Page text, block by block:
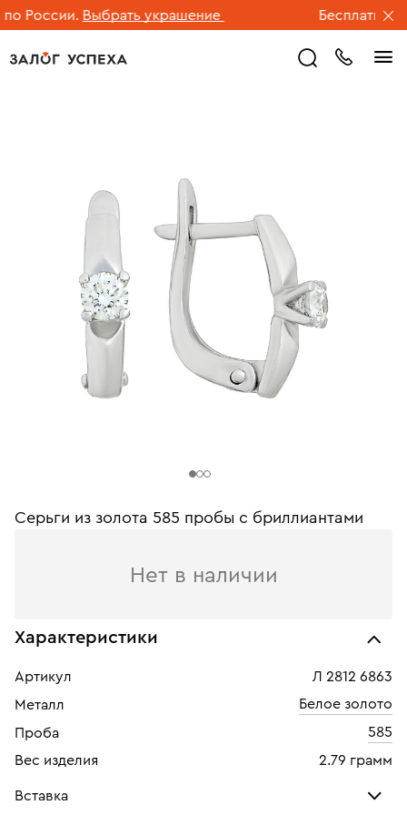
России. Выбрать украшение Бесплатная
Серьги из золота 585 пробы с бриллиантами
Нет в наличии
Характеристики
Артикул
Л 2812 6863
Металл
Белое золото
Проба
585
Вес изделия
2.79 грамм
Вставка